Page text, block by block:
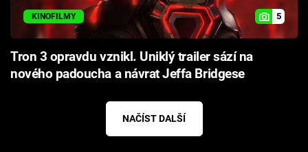
KINOFILMY 5
Tron 3 opravdu vznikl. Uniklý trailer sází na
nového padoucha a návrat Jeffa Bridgese
NAČÍST DALŠÍ